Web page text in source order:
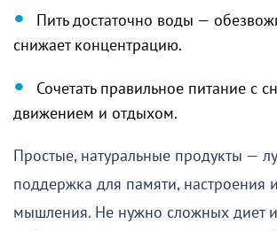
Пить достаточно воды —
снижает концентрацию.
Сочетать правильное питание с
движением и отдыхом.
Простые, натуральные продукты —
поддержка для памяти, настроения
мышления. Не нужно сложных диет